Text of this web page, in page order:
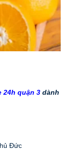
24h quận 3 dành
Đức